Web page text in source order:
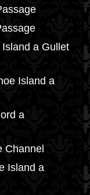
a Gullet
Island a
a
Channel
Island a